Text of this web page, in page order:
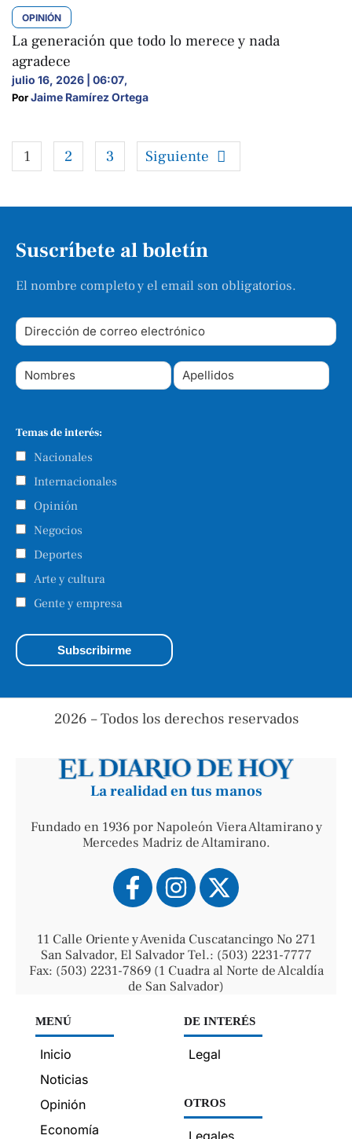
OPINIÓN
La generación que todo lo merece y nada
agradece
julio 16, 2026 | 06:07,
Por Jaime Ramírez Ortega
1 2 3 Siguiente
Suscríbete al boletín
El nombre completo y el email son obligatorios.
Temas de interés:
Nacionales
Internacionales
Opinión
Negocios
Deportes
Arte y cultura
Gente y empresa
2026 – Todos los derechos reservados
La realidad en tus manos
Fundado en 1936 por Napoleón Viera Altamirano y
Mercedes Madriz de Altamirano.
11 Calle Oriente y Avenida Cuscatancingo No 271
San Salvador, El Salvador Tel.: (503) 2231-7777
Fax: (503) 2231-7869 (1 Cuadra al Norte de Alcaldía
de San Salvador)
MENÚ
Inicio
Noticias
Opinión
Economía
DE INTERÉS
Legal
OTROS
Legales